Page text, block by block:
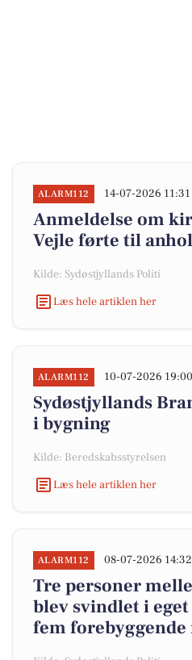
ALARM112 14-07-2026 11:31
Anmeldelse om
Vejle førte til
Kilde: Sydøstjyllands Politi
Læs hele artiklen her
ALARM112 10-07-2026 19:00
Sydøstjyllands
i bygning
Kilde: Beredskabsstyrelsen
Læs hele artiklen her
ALARM112 08-07-2026 14:32
Tre personer
blev svindlet i
fem forebyggende